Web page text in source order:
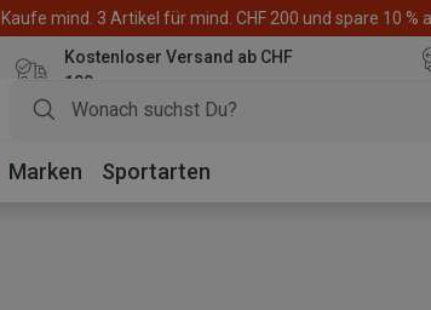
Kaufe mind. 3 Artikel für mind. CHF 200 und spare 10
Kostenloser Versand ab CHF
100
Marken Sportarten